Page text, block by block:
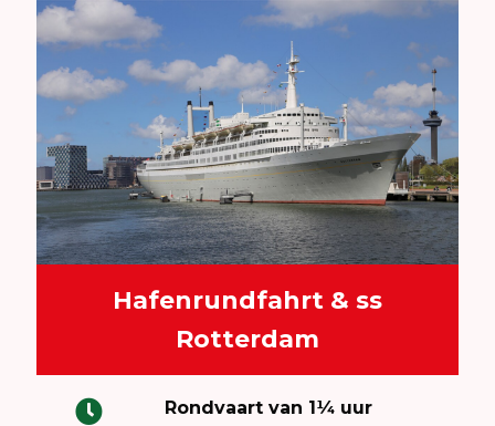
Hafenrundfahrt & ss
Rotterdam
Rondvaart van 1¼ uur